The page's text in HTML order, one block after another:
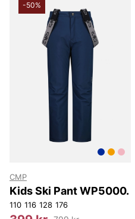
-50%
CMP
Kids Ski Pant WP5000.
110 116 128 176